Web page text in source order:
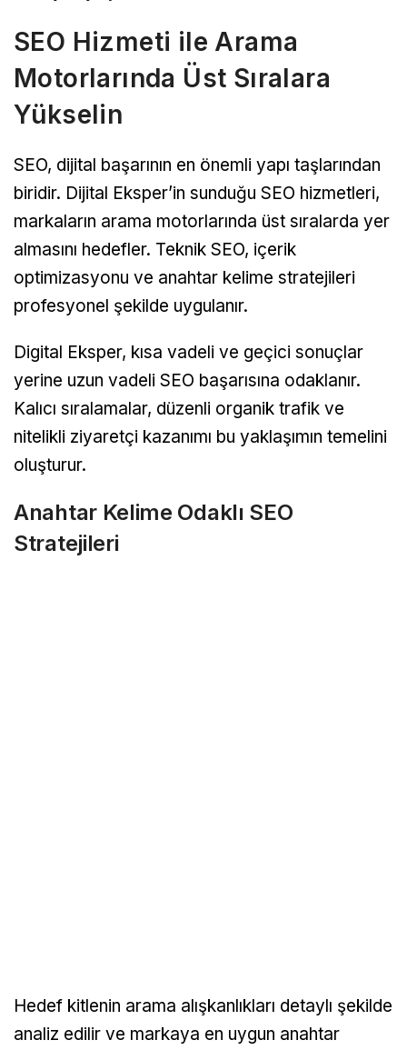
SEO Hizmeti ile Arama
Motorlarında Üst Sıralara
Yükselin
SEO, dijital başarının en önemli yapı taşlarından
biridir. Dijital Eksper’in sunduğu SEO hizmetleri,
markaların arama motorlarında üst sıralarda yer
almasını hedefler. Teknik SEO, içerik
optimizasyonu ve anahtar kelime stratejileri
profesyonel şekilde uygulanır.
Digital Eksper, kısa vadeli ve geçici sonuçlar
yerine uzun vadeli SEO başarısına odaklanır.
Kalıcı sıralamalar, düzenli organik trafik ve
nitelikli ziyaretçi kazanımı bu yaklaşımın temelini
oluşturur.
Anahtar Kelime Odaklı SEO
Stratejileri
Hedef kitlenin arama alışkanlıkları detaylı şekilde
analiz edilir ve markaya en uygun anahtar